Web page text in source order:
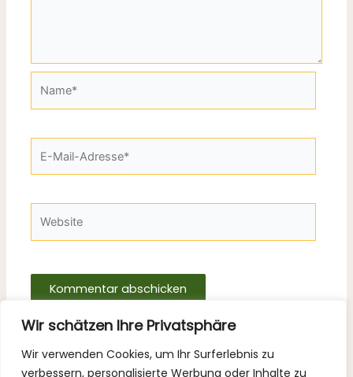
Wir schätzen Ihre Privatsphäre
Wir verwenden Cookies, um Ihr Surferlebnis zu
verbessern, personalisierte Werbung oder Inhalte zu
Mail-